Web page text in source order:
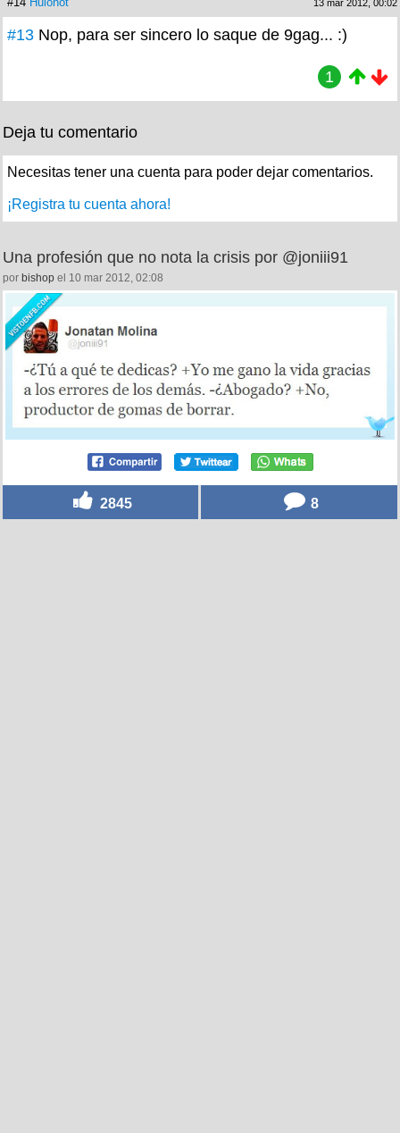
13 mar 2012, 00:02
#13 Nop, para ser sincero lo saque de 9gag... :)
1
Deja tu comentario
Necesitas tener una cuenta para poder dejar comentarios.
¡Registra tu cuenta ahora!
Una profesión que no nota la crisis por @joniii91
por bishop el 10 mar 2012, 02:08
2845 8